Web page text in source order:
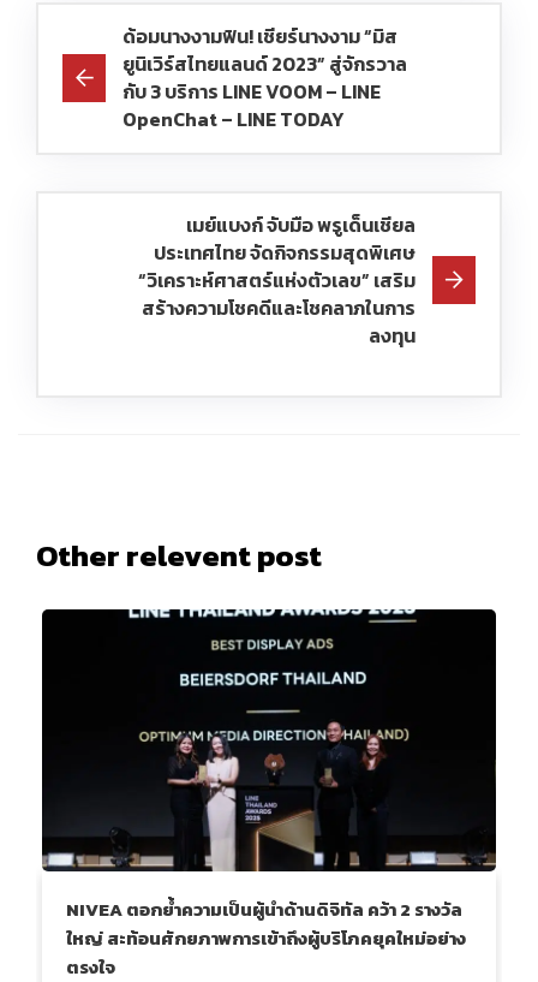
ด้อมนางงามฟิน! เชียร์​นางงาม “มิส
ยูนิเวิร์สไทยแลนด์ 2023” สู่จักรวาล
กับ 3 บริการ LINE VOOM – LINE
OpenChat – LINE TODAY
เมย์แบงก์ จับมือ พรูเด็นเชียล
ประเทศไทย จัดกิจกรรมสุดพิเศษ
“วิเคราะห์ศาสตร์แห่งตัวเลข” เสริม
สร้างความโชคดีและโชคลาภในการ
ลงทุน
Other relevent post
NIVEA ตอกย้ำความเป็นผู้นำด้านดิจิทัล คว้า 2 รางวัล
ใหญ่ สะท้อนศักยภาพการเข้าถึงผู้บริโภคยุคใหม่อย่าง
ตรงใจ